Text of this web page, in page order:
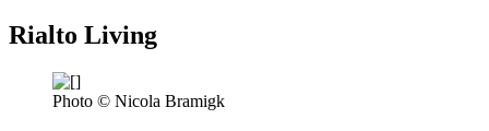
Rialto Living
Photo © Nicola Bramigk